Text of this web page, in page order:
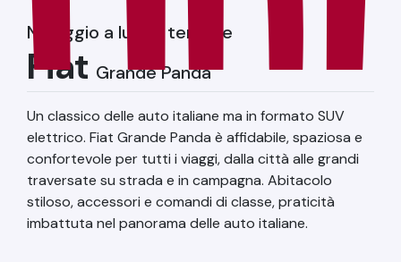
Noleggio a lungo termine
Fiat Grande Panda
Un classico delle auto italiane ma in formato SUV
elettrico. Fiat Grande Panda è affidabile, spaziosa e
confortevole per tutti i viaggi, dalla città alle grandi
traversate su strada e in campagna. Abitacolo
stiloso, accessori e comandi di classe, praticità
imbattuta nel panorama delle auto italiane.